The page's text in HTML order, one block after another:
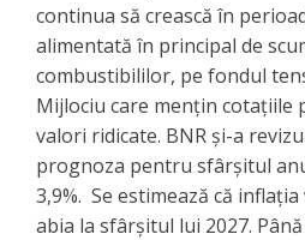
continua să crească în
alimentată în principal de
combustibililor, pe fondul
Mijlociu care mențin cotațiile
valori ridicate. BNR și-a
prognoza pentru sfârșitul
3,9%. Se estimează că
abia la sfârșitul lui 2027.